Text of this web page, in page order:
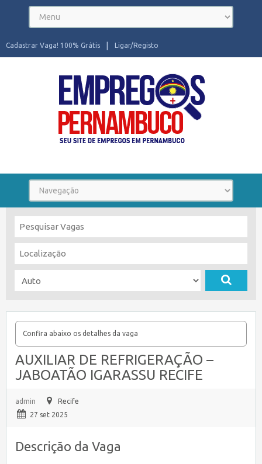
Ligar/Registo
Cadastrar Vaga! 100% Grátis
Confira abaixo os detalhes da vaga
AUXILIAR DE REFRIGERAÇÃO –
JABOATÃO IGARASSU RECIFE
admin
Recife
27 set 2025
Descrição da Vaga